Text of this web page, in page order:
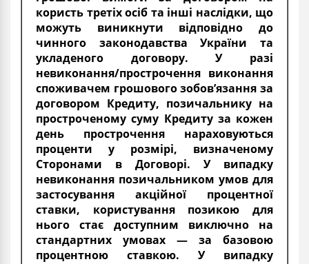
користь третіх осіб та інші наслідки, що
можуть виникнути відповідно до
чинного законодавства України та
укладеного договору. У разі
невиконання/прострочення виконання
споживачем грошового зобов’язання за
договором Кредиту, позичальнику на
простроченому суму Кредиту за кожен
день прострочення нараховуються
проценти у розмірі, визначеному
Сторонами в Договорі. У випадку
невиконання позичальником умов для
застосування акційної процентної
ставки, користування позикою для
нього стає доступним виключно на
стандартних умовах — за базовою
процентною ставкою. У випадку